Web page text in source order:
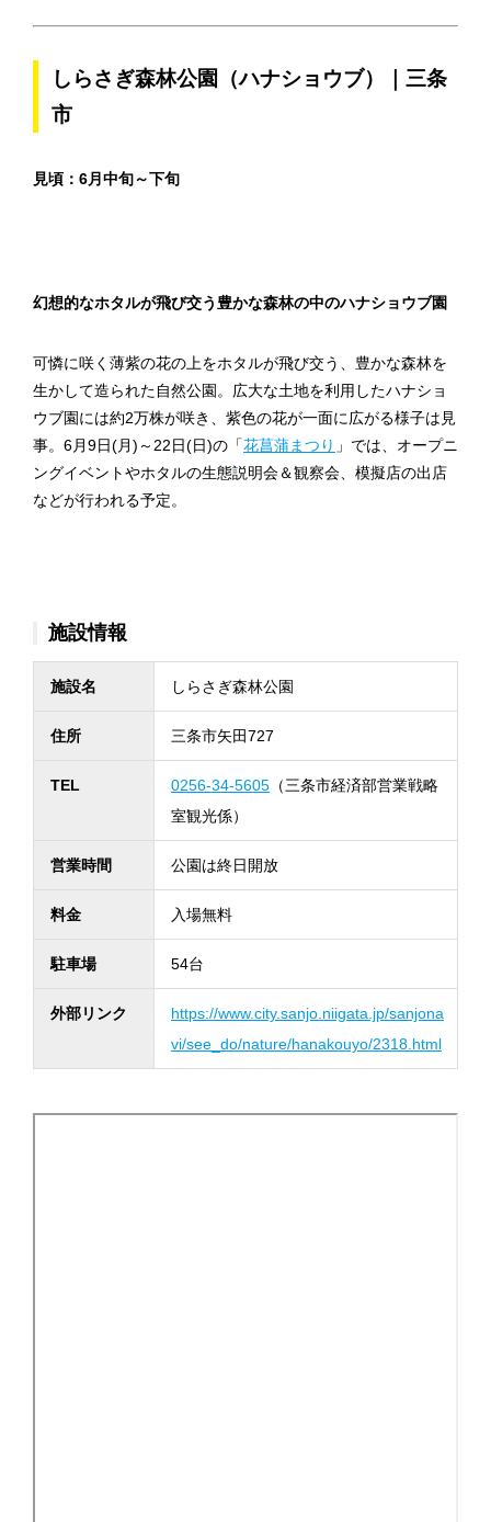
しらさぎ森林公園（ハナショウブ）｜三条
市
見頃：6月中旬～下旬
幻想的なホタルが飛び交う豊かな森林の中のハナショウブ園
可憐に咲く薄紫の花の上をホタルが飛び交う、豊かな森林を
生かして造られた自然公園。広大な土地を利用したハナショ
ウブ園には約2万株が咲き、紫色の花が一面に広がる様子は見
事。6月9日(月)～22日(日)の「花菖蒲まつり 」では、オープニ
ングイベントやホタルの生態説明会＆観察会、模擬店の出店
などが行われる予定。
施設情報
施設名 しらさぎ森林公園
住所 三条市矢田727
TEL 0256-34-5605 （三条市経済部営業戦略
室観光係）
営業時間 公園は終日開放
料金 入場無料
駐車場 54台
外部リンク
https://www.city.sanjo.niigata.jp/sanjona
vi/see_do/nature/hanakouyo/2318.html